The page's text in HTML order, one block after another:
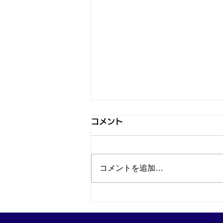
コメント
コメントを追加…